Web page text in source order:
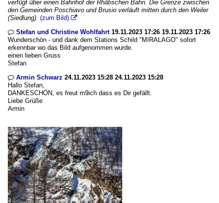
verfügt über einen Bahnhof der Rhätischen Bahn. Die Grenze zwischen
den Gemeinden Poschiavo und Brusio verläuft mitten durch den Weiler
(Siedlung). (zum Bild) 
 Stefan und Christine Wohlfahrt19.11.2023 17:26 19.11.2023 17:26
Wunderschön - und dank dem Stations Schild "MIRALAGO" sofort
erkennbar wo das Bild aufgenommen wurde.
einen lieben Gruss
Stefan
 Armin Schwarz 24.11.2023 15:28 24.11.2023 15:28
Hallo Stefan,
DANKESCHÖN, es freut m9ich dass es Dir gefällt.
Liebe Grüße
Armin